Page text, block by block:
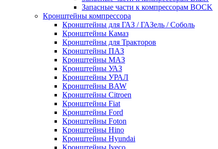
Запасные части к компрессорам BOCK
Кронштейны компрессора
Кронштейны для ГАЗ / ГАЗель / Соболь
Кронштейны Камаз
Кронштейны для Тракторов
Кронштейны ПАЗ
Кронштейны МАЗ
Кронштейны УАЗ
Кронштейны УРАЛ
Кронштейны BAW
Кронштейны Citroen
Кронштейны Fiat
Кронштейны Ford
Кронштейны Foton
Кронштейны Hino
Кронштейны Hyundai
Кронштейны Iveco